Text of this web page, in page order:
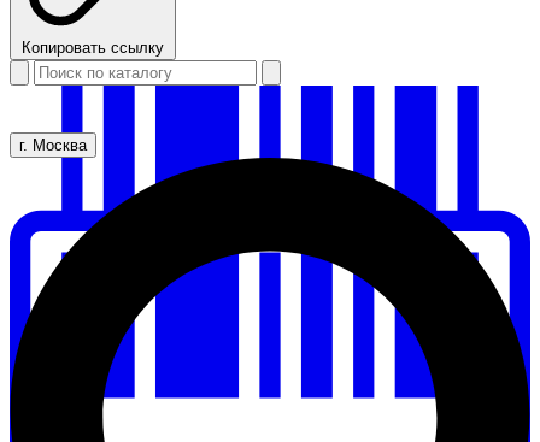
Копировать ссылку